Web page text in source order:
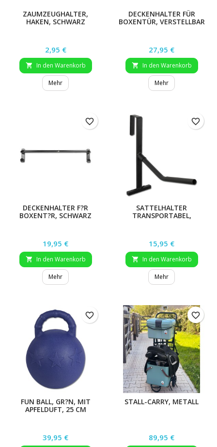
ZAUMZEUGHALTER,
HAKEN, SCHWARZ
Preis
2,95 €
 In den Warenkorb
Mehr
DECKENHALTER FÜR
BOXENTÜR, VERSTELLBAR
Preis
27,95 €
 In den Warenkorb
Mehr
DECKENHALTER F?R
BOXENT?R, SCHWARZ
Preis
19,95 €
 In den Warenkorb
Mehr
favorite_border
SATTELHALTER
TRANSPORTABEL,
Preis
15,95 €
 In den Warenkorb
Mehr
favorite_border
FUN BALL, GR?N, MIT
APFELDUFT, 25 CM
Preis
39,95 €
favorite_border
STALL-CARRY, METALL
Preis
89,95 €
favorite_border